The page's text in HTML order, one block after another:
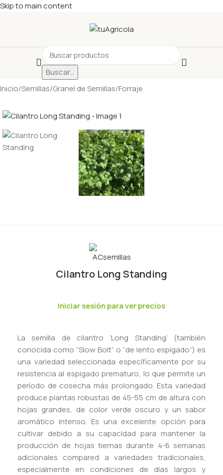
Skip to main content
Buscar...
Inicio/Semillas/Granel de Semillas/Forraje
Cilantro Long Standing
Iniciar sesión para ver precios
La semilla de cilantro ‘Long Standing’ (también
conocida como “Slow Bolt” o “de lento espigado”) es
una variedad seleccionada específicamente por su
resistencia al espigado prematuro, lo que permite un
período de cosecha más prolongado. Esta variedad
produce plantas robustas de 45-55 cm de altura con
hojas grandes, de color verde oscuro y un sabor
aromático intenso. Es una excelente opción para
cultivar debido a su capacidad para mantener la
producción de hojas tiernas durante 4-6 semanas
adicionales compared a variedades tradicionales,
especialmente en condiciones de días largos y